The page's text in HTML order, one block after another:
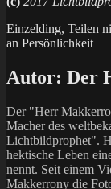
Einzelding, Teilen
an Persönlichkeit
Autor: Der
Der "Herr
Macher des
Lichtbildprophet".
hektische Leben
nennt. Seit einem
Makkerrony die